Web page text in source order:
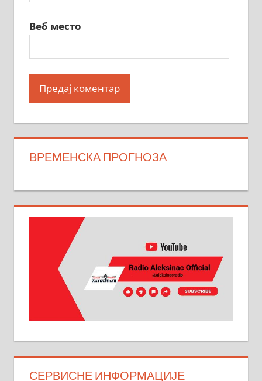
Веб место
ВРЕМЕНСКА ПРОГНОЗА
СЕРВИСНЕ ИНФОРМАЦИЈЕ